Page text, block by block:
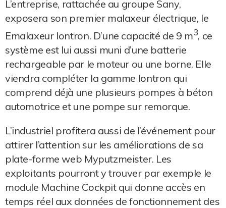
L’entreprise, rattachée au groupe Sany,
exposera son premier malaxeur électrique, le
Emalaxeur Iontron. D’une capacité de 9 m3, ce
système est lui aussi muni d’une batterie
rechargeable par le moteur ou une borne. Elle
viendra compléter la gamme Iontron qui
comprend déjà une plusieurs pompes à béton
automotrice et une pompe sur remorque.
L’industriel profitera aussi de l’événement pour
attirer l’attention sur les améliorations de sa
plate-forme web Myputzmeister. Les
exploitants pourront y trouver par exemple le
module Machine Cockpit qui donne accès en
temps réel aux données de fonctionnement des